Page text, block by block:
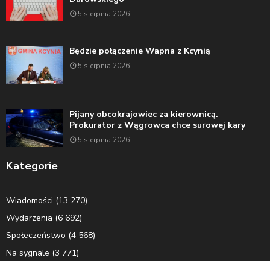
5 sierpnia 2026
Będzie połączenie Wapna z Kcynią
5 sierpnia 2026
Pijany obcokrajowiec za kierownicą.
Prokurator z Wągrowca chce surowej kary
5 sierpnia 2026
Kategorie
Wiadomości (13 270)
Wydarzenia (6 692)
Społeczeństwo (4 568)
Na sygnale (3 771)